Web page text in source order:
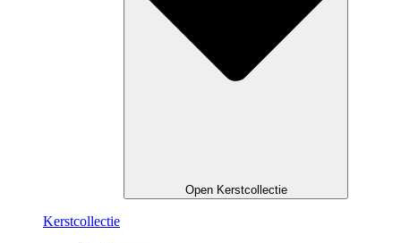
Open Kerstcollectie
Kerstcollectie